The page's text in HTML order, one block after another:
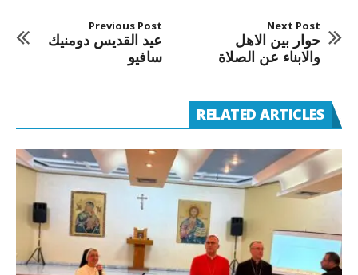
Previous Post
عيد القديس دومنيك
سافيو
Next Post
حوار بين الاهل
والابناء عن الصلاة
RELATED ARTICLES